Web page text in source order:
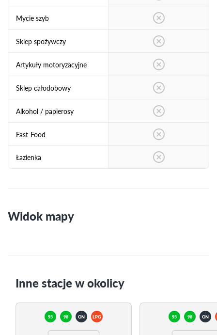
Mycie szyb
Sklep spożywczy
Artykuły motoryzacyjne
Sklep całodobowy
Alkohol / papierosy
Fast-Food
Łazienka
Widok mapy
Inne stacje w okolicy
95 98 ON LPG 95 98 ON